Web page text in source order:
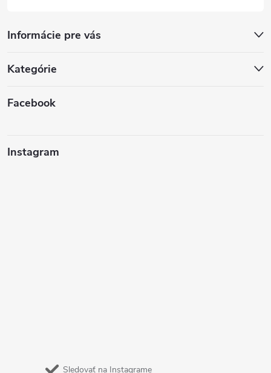
Informácie pre vás
Kategórie
Facebook
Instagram
Sledovať na Instagrame